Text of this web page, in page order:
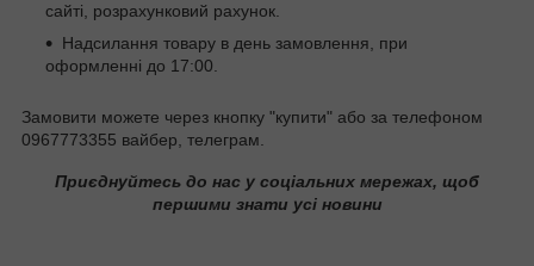
сайті, розрахунковий рахунок.
Надсилання товару в день замовлення, при
оформленні до 17:00.
Замовити можете через кнопку "купити" або за телефоном
0967773355 вайбер, телеграм.
Приєднуйтесь до нас у соціальних мережах, щоб
першими знати усі новини